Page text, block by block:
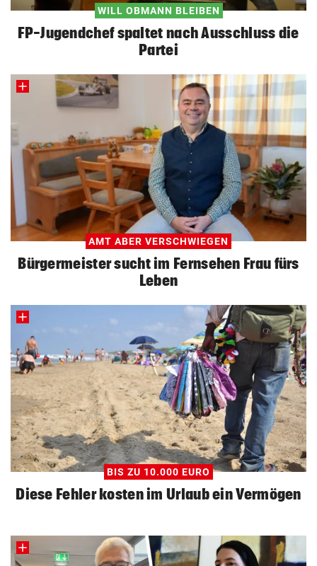
WILL OBMANN BLEIBEN
FP-Jugendchef spaltet nach Ausschluss die
Partei
AMT ABER VERSCHWIEGEN
Bürgermeister sucht im Fernsehen Frau fürs
Leben
BIS ZU 10.000 EURO
Diese Fehler kosten im Urlaub ein Vermögen